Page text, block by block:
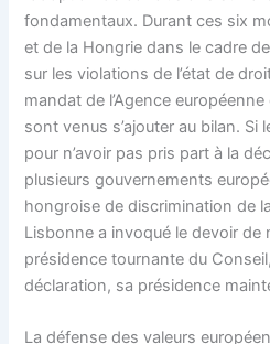
fondamentaux. Durant ces six
et de la Hongrie dans le cadre
sur les violations de l’état de
mandat de l’Agence
sont venus s’ajouter au bilan. Si
pour n’avoir pas pris part à la
plusieurs gouvernements
hongroise de discrimination de
Lisbonne a invoqué le devoir de
présidence tournante du
déclaration, sa présidence
La défense des valeurs